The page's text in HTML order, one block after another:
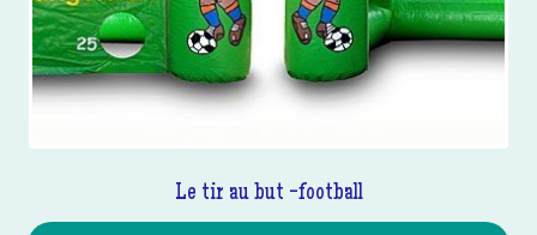
Le tir au but -football